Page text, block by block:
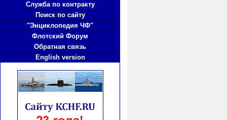
Служба по контракту
Поиск по сайту
"Энциклопедия ЧФ"
Флотский Форум
Обратная связь
English version